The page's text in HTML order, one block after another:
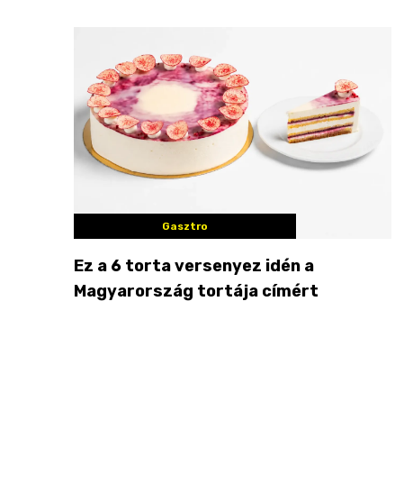
Gasztro
Ez a 6 torta versenyez idén a
Magyarország tortája címért